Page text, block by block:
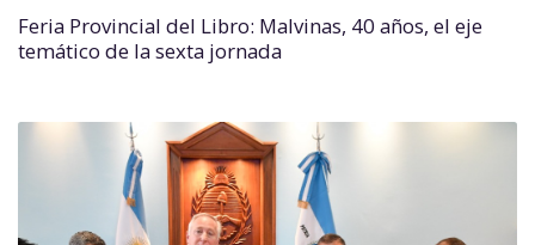
Feria Provincial del Libro: Malvinas, 40 años, el eje
temático de la sexta jornada